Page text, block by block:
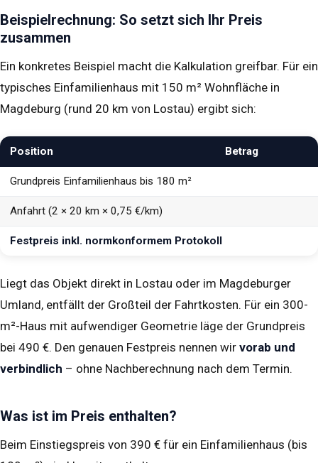
Beispielrechnung: So setzt sich Ihr Preis
zusammen
Ein konkretes Beispiel macht die Kalkulation greifbar. Für ein
typisches Einfamilienhaus mit 150 m² Wohnfläche in
Magdeburg (rund 20 km von Lostau) ergibt sich:
Position Betrag
Grundpreis Einfamilienhaus bis 180 m²
Anfahrt (2 × 20 km × 0,75 €/km)
Festpreis inkl. normkonformem Protokoll
Liegt das Objekt direkt in Lostau oder im Magdeburger
Umland, entfällt der Großteil der Fahrtkosten. Für ein 300-
m²-Haus mit aufwendiger Geometrie läge der Grundpreis
bei 490 €. Den genauen Festpreis nennen wir vorab und
verbindlich – ohne Nachberechnung nach dem Termin.
Was ist im Preis enthalten?
Beim Einstiegspreis von 390 € für ein Einfamilienhaus (bis